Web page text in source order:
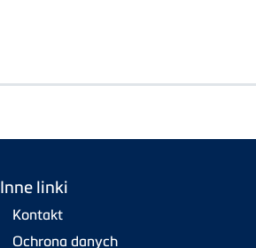
Inne linki
Kontakt
Ochrona danych